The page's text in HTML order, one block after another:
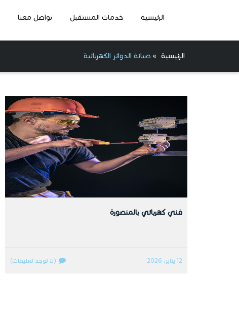
الرئيسية خدمات المستقبل تواصل معنا
الرئيسية » صيانة الدوائر الكهربائية
فني كهربائي بالمنصورة
12 يناير، 2026 (لا توجد تعليقات)